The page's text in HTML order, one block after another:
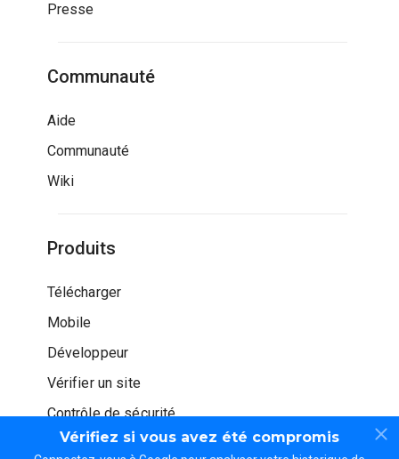
Vérifiez si vous avez été compromis
Presse
Communauté
Aide
Communauté
Wiki
Produits
Télécharger
Mobile
Développeur
Vérifier un site
Contrôle de sécurité